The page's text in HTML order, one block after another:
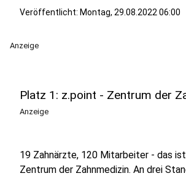
Veröffentlicht: Montag, 29.08.2022 06:00
Anzeige
Platz 1: z.point - Zentrum der
Anzeige
19 Zahnärzte, 120 Mitarbeiter - das
Zentrum der Zahnmedizin. An drei